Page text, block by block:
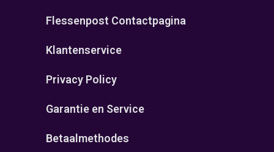
Flessenpost Contactpagina
Klantenservice
Privacy Policy
Garantie en Service
Betaalmethodes